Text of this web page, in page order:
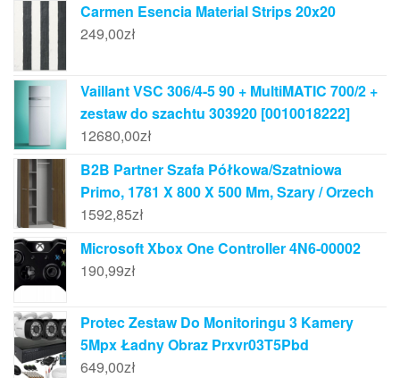
Carmen Esencia Material Strips 20x20
249,00zł
Vaillant VSC 306/4-5 90 + MultiMATIC 700/2 +
zestaw do szachtu 303920 [0010018222]
12680,00zł
B2B Partner Szafa Półkowa/Szatniowa
Primo, 1781 X 800 X 500 Mm, Szary / Orzech
1592,85zł
Microsoft Xbox One Controller 4N6-00002
190,99zł
Protec Zestaw Do Monitoringu 3 Kamery
5Mpx Ładny Obraz Prxvr03T5Pbd
649,00zł